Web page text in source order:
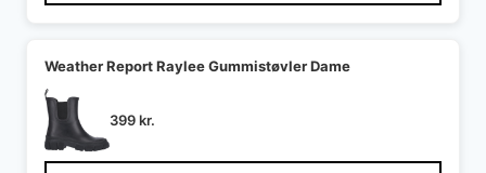
Weather Report Raylee Gummistøvler Dame
399kr.